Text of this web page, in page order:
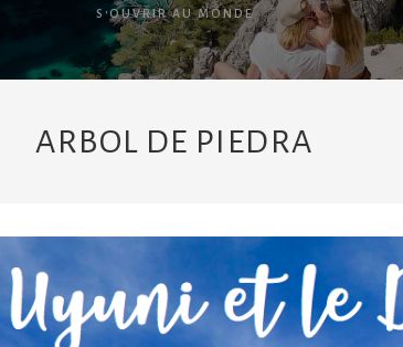
S'OUVRIR AU MONDE
ARBOL DE PIEDRA